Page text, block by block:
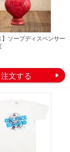
】ソープディスペンサー